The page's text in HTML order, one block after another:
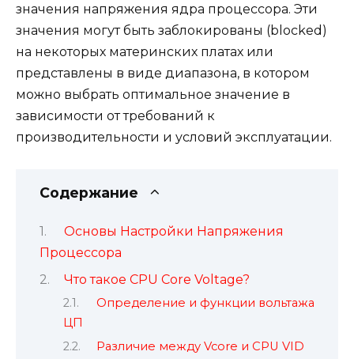
значения напряжения ядра процессора. Эти
значения могут быть заблокированы (blocked)
на некоторых материнских платах или
представлены в виде диапазона, в котором
можно выбрать оптимальное значение в
зависимости от требований к
производительности и условий эксплуатации.
Содержание
Основы Настройки Напряжения
Процессора
Что такое CPU Core Voltage?
Определение и функции вольтажа
ЦП
Различие между Vcore и CPU VID